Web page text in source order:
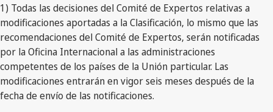
1) Todas las decisiones del Comité de Expertos relativas a
modificaciones aportadas a la Clasificación, lo mismo que las
recomendaciones del Comité de Expertos, serán notificadas
por la Oficina Internacional a las administraciones
competentes de los países de la Unión particular. Las
modificaciones entrarán en vigor seis meses después de la
fecha de envío de las notificaciones.